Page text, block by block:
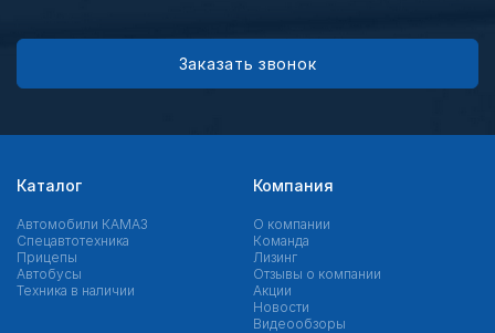
Заказать звонок
Каталог
Автомобили КАМАЗ
Спецавтотехника
Прицепы
Автобусы
Техника в наличии
Компания
О компании
Команда
Лизинг
Отзывы о компании
Акции
Новости
Видеообзоры